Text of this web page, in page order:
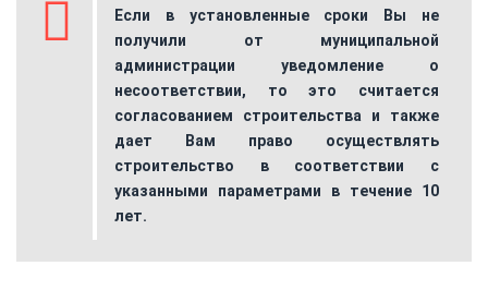
Если в установленные сроки Вы не
получили от муниципальной
администрации уведомление о
несоответствии, то это считается
согласованием строительства и также
дает Вам право осуществлять
строительство в соответствии с
указанными параметрами в течение 10
лет.